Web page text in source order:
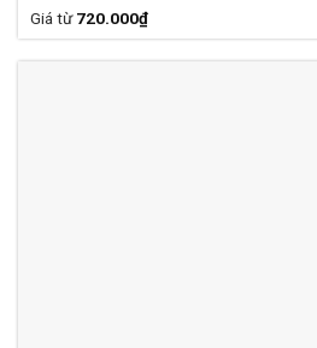
Được xếp
Giá từ720.000₫